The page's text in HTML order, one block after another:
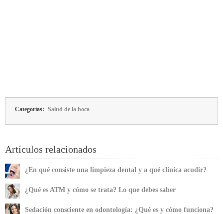
Categorías: Salud de la boca
Artículos relacionados
¿En qué consiste una limpieza dental y a qué clínica acudir?
¿Qué es ATM y cómo se trata? Lo que debes saber
Sedación consciente en odontología: ¿Qué es y cómo funciona?